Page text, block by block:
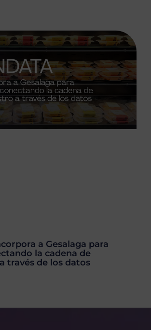
a Gesalaga para
la cadena de
través de los datos